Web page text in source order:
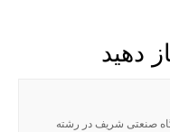
دهید
صنعتی شریف در رشته